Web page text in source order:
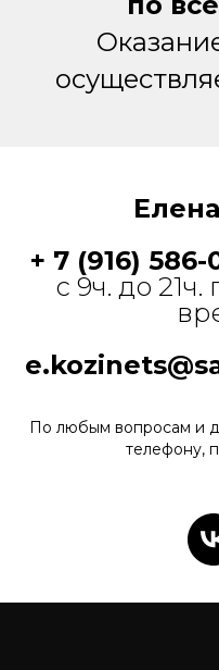
+ 7 (916) 586-
с 9ч. до
По любым вопросам и
телефону,